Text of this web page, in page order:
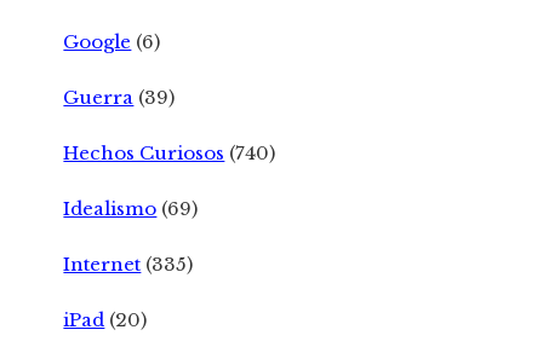
Google (6)
Guerra (39)
Hechos Curiosos (740)
Idealismo (69)
Internet (335)
iPad (20)